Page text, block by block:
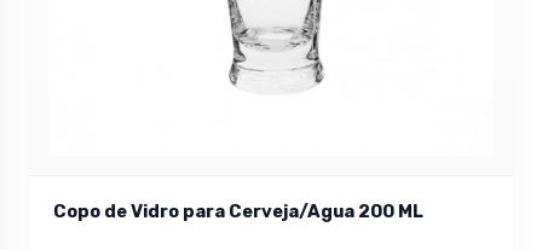
Copo de Vidro para Cerveja/Agua 200 ML